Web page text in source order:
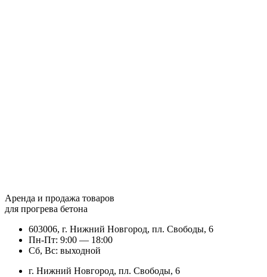
Аренда и продажа товаров
для прогрева бетона
603006, г. Нижний Новгород, пл. Свободы, 6
Пн-Пт: 9:00 — 18:00
Сб, Вс: выходной
г. Нижний Новгород, пл. Свободы, 6